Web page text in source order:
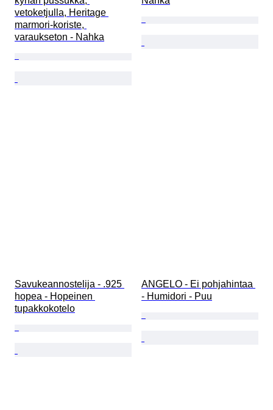
vetoketjulla, Heritage
marmori-koriste,
varaukseton - Nahka
Savukeannostelija - .925
hopea - Hopeinen
tupakkokotelo
ANGELO - Ei pohjahintaa
- Humidori - Puu